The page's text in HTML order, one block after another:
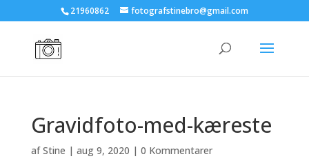
21960862 fotografstinebro@gmail.com
Gravidfoto-med-kæreste
afStine | aug 9, 2020 | 0 Kommentarer